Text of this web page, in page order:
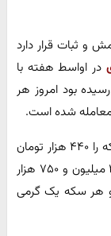
و ثبات قرار دارد
در اواسط هفته با
و ۲۵۰ هزار تومان رسیده بود امروز هر
رئیس کمیسیون تخصصی طلا و جواهر حباب سکه را ۴۴۰ هزار تومان
اعلام کرد و ادامه داد: امروز هر قطعه نیم سکه ۲ میلیون و ۷۵۰ هزار
و ۷۷۰ هزار تومان و هر سکه یک گرمی